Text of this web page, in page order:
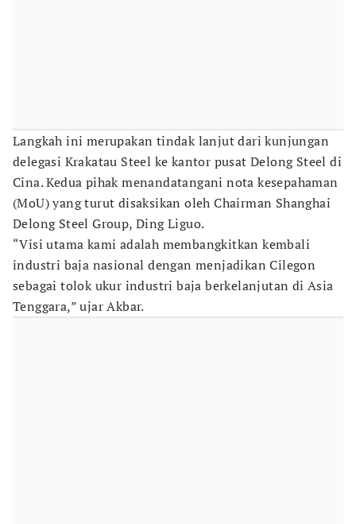
Langkah ini merupakan tindak lanjut dari kunjungan
delegasi Krakatau Steel ke kantor pusat Delong Steel di
Cina. Kedua pihak menandatangani nota kesepahaman
(MoU) yang turut disaksikan oleh Chairman Shanghai
Delong Steel Group, Ding Liguo.
“Visi utama kami adalah membangkitkan kembali
industri baja nasional dengan menjadikan Cilegon
sebagai tolok ukur industri baja berkelanjutan di Asia
Tenggara,” ujar Akbar.